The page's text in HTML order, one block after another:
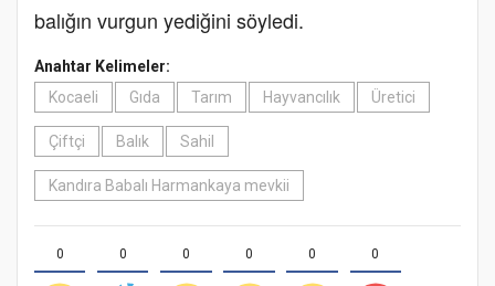
balığın vurgun yediğini söyledi.
Anahtar Kelimeler:
Kocaeli
Gıda Tarım Hayvancılık Üretici
Çiftçi Balık Sahil
Kandıra Babalı Harmankaya mevkii
0 0 0 0 0 0